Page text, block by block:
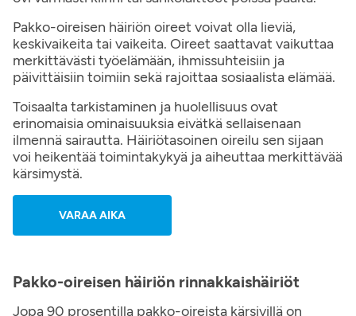
Pakko-oireisen häiriön oireet voivat olla lieviä,
keskivaikeita tai vaikeita. Oireet saattavat vaikuttaa
merkittävästi työelämään, ihmissuhteisiin ja
päivittäisiin toimiin sekä rajoittaa sosiaalista elämää.
Toisaalta tarkistaminen ja huolellisuus ovat
erinomaisia ominaisuuksia eivätkä sellaisenaan
ilmennä sairautta. Häiriötasoinen oireilu sen sijaan
voi heikentää toimintakykyä ja aiheuttaa merkittävää
kärsimystä.
VARAA AIKA
Pakko-oireisen häiriön rinnakkaishäiriöt
Jopa 90 prosentilla pakko-oireista kärsivillä on